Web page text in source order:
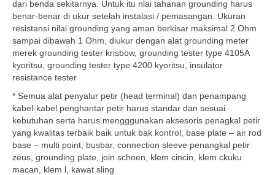
dari benda sekitarnya. Untuk itu nlai tahanan grounding harus
benar-benar di ukur setelah instalasi / pemasangan. Ukuran
resistansi nilai grounding yang aman berkisar maksimal 2 Ohm
sampai dibawah 1 Ohm, diukur dengan alat grounding meter
merek grounding tester krisbow, grounding tester type 4105A
kyoritsu, grounding tester type 4200 kyoritsu, insulator
resistance tester
* Semua alat penyalur petir (head terminal) dan penampang
kabel-kabel penghantar petir harus standar dan sesuai
kebutuhan serta harus mengggunakan aksesoris penagkal petir
yang kwalitas terbaik baik untuk bak kontrol, base plate – air rod
base – multi point, busbar, connection sleeve penangkal petir
zeus, grounding plate, join schoen, klem cincin, klem ckuku
macan, klem l, kawat sling